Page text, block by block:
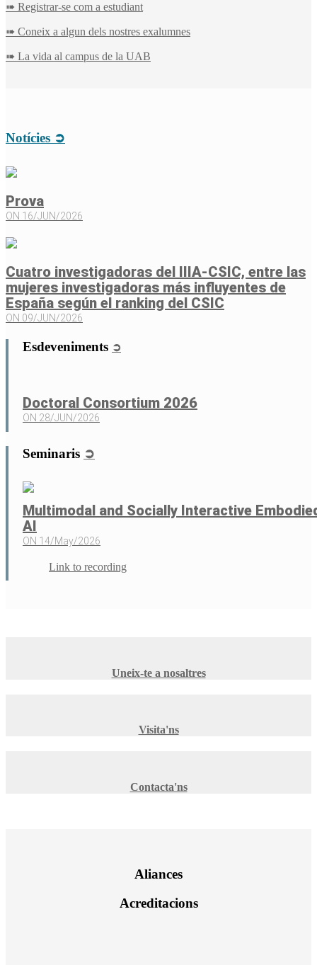
➠ Registrar-se com a estudiant
➠ Coneix a algun dels nostres exalumnes
➠ La vida al campus de la UAB
Notícies ➲
Prova
ON 16/JUN/2026
Cuatro investigadoras del IIIA-CSIC, entre las
mujeres investigadoras más influyentes de
España según el ranking del CSIC
ON 09/JUN/2026
Esdeveniments ➲
Doctoral Consortium 2026
ON 28/JUN/2026
Seminaris ➲
Multimodal and Socially Interactive
AI
ON 14/May/2026
Link to recording
Uneix-te a nosaltres
Visita'ns
Contacta'ns
Aliances
Acreditacions